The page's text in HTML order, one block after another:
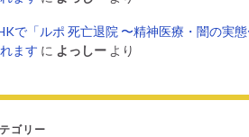
で「ルポ 死亡退院 〜精神医療・闇の実
ます に よっしー より
ゴリー